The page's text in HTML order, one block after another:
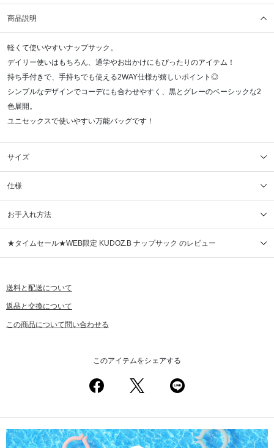
商品説明
軽くて使いやすいナップサック。
デイリー使いはもちろん、通学やお出かけにもぴったりのアイテム！
持ち手付きで、手持ちでも使える2WAY仕様が嬉しいポイント◎
シンプルなデザインでコーデにも合わせやすく、黒とグレーのベーシックな2
色展開。
ユニセックスで使いやすい万能バッグです！
サイズ
仕様
お手入れ方法
★タイムセール★WEB限定 KUDOZ.B ナップサック のレビュー
送料と配送について
返品と交換について
この商品について問い合わせる
このアイテムをシェアする